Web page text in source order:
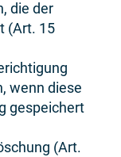
die der
(Art. 15
wenn diese
gespeichert
(Art.